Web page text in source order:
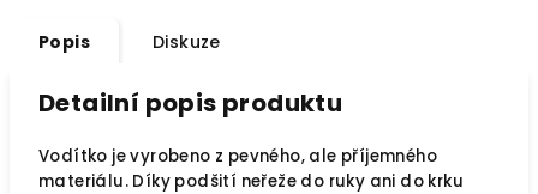
Popis Diskuze
Detailní popis produktu
Vodítko je vyrobeno z pevného, ale příjemného
materiálu. Díky podšití neřeže do ruky ani do krku